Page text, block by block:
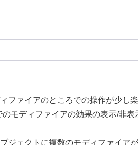
ファイアのところでの操作が少し楽
モディファイアの効果の表示/非表
ジェクトに複数のモディファイア